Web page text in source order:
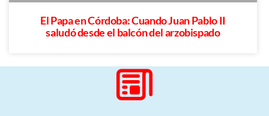
El Papa en Córdoba: Cuando Juan Pablo II
saludó desde el balcón del arzobispado